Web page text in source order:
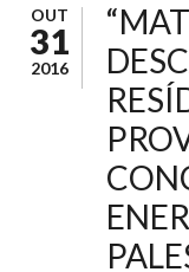
OUT
31
2016